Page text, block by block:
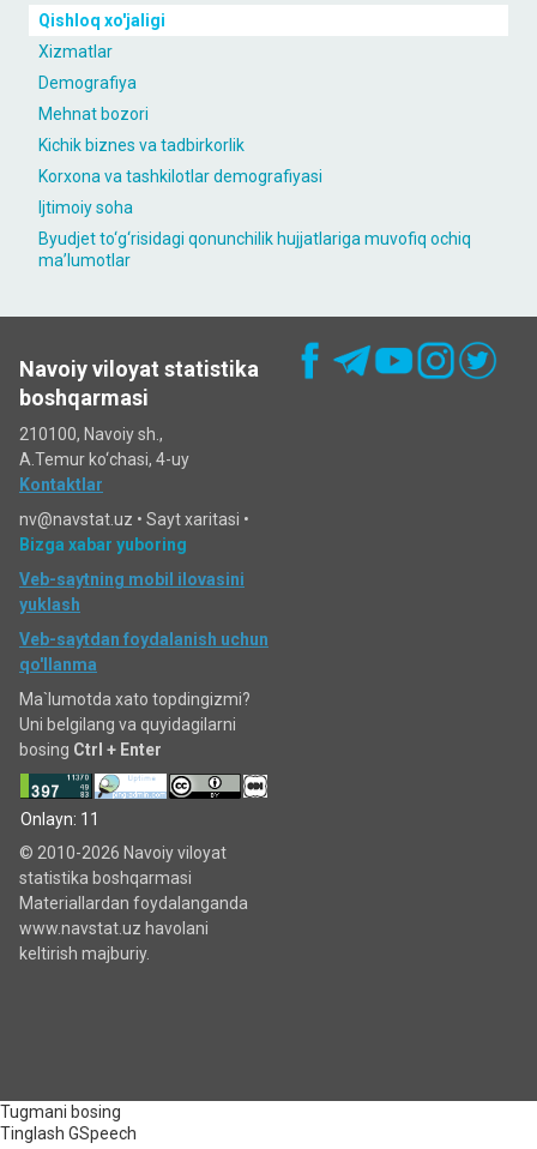
Qishloq xo'jaligi
Xizmatlar
Demografiya
Mehnat bozori
Kichik biznes va tadbirkorlik
Korxona va tashkilotlar demografiyasi
Ijtimoiy soha
Byudjet to‘g‘risidagi qonunchilik hujjatlariga muvofiq ochiq
maʼlumotlar
Navoiy viloyat statistika
boshqarmasi
210100, Navoiy sh.,
A.Temur ko‘chаsi, 4-uy
Kontaktlar
nv@navstat.uz • Sayt xaritasi •
Bizga xabar yuboring
Veb-saytning mobil ilovasini
yuklash
Veb-saytdan foydalanish uchun
qo'llanma
Ma`lumotda xato topdingizmi?
Uni belgilang va quyidagilarni
bosing Ctrl + Enter
Onlayn: 11
© 2010-2026 Navoiy viloyat
statistika boshqarmasi
Materiallardan foydalanganda
www.navstat.uz havolani
keltirish majburiy.
Tugmani bosing
Tinglash GSpeech